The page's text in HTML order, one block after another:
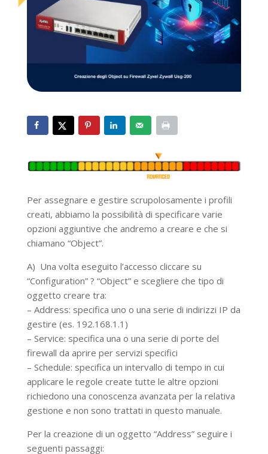
Per assegnare e gestire scrupolosamente i profili
creati, abbiamo la possibilità di specificare varie
opzioni aggiuntive che andremo a creare e che si
chiamano “Object”.
A) Una volta eseguito l’accesso cliccare su
“Configuration” ? “Object” e scegliere che tipo di
oggetto creare tra:
– Address: specifica uno o una serie di indirizzi IP da
gestire (es. 192.168.1.1)
– Service: specifica una o una serie di porte del
firewall da aprire per servizi specifici
– Schedule: specifica un intervallo di tempo in cui
applicare le regole create tutte le altre opzioni
richiedono una conoscenza avanzata per la relativa
gestione e non sono trattati in questo manuale.
Per la creazione di un oggetto “Address” seguire i
seguenti passaggi: